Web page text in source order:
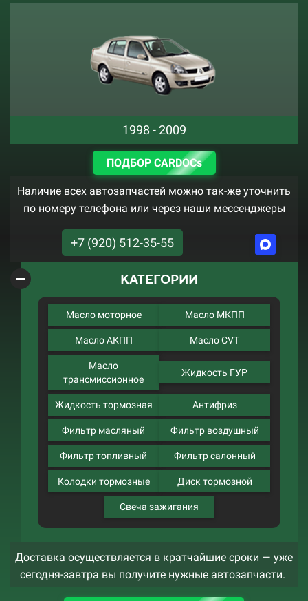
1998 - 2009
ПОДБОР CARDOCs
Наличие всех автозапчастей можно так-же уточнить
по номеру телефона или через наши мессенджеры
+7 (920) 512-35-55
КАТЕГОРИИ
Масло моторное Масло МКПП
Масло АКПП Масло CVT
Масло
трансмиссионное
Жидкость ГУР
Жидкость тормозная Антифриз
Фильтр масляный Фильтр воздушный
Фильтр топливный Фильтр салонный
Колодки тормозные Диск тормозной
Свеча зажигания
Доставка осуществляется в кратчайшие сроки — уже
сегодня-завтра вы получите нужные автозапчасти.